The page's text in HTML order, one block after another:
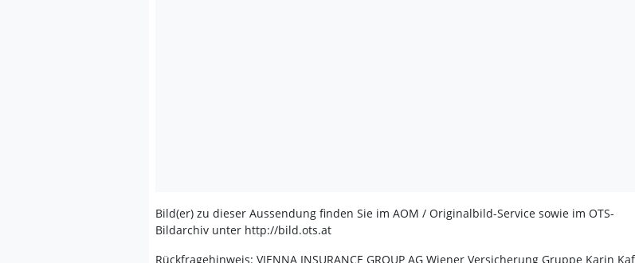
Bild(er) zu dieser Aussendung finden Sie im AOM / Originalbild-Service sowie im OTS-
Bildarchiv unter http://bild.ots.at
Rückfragehinweis: VIENNA INSURANCE GROUP AG Wiener Versicherung Gruppe Karin